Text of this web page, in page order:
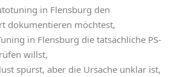
in Flensburg den
dokumentieren möchtest,
in Flensburg die tatsächliche PS-
willst,
spürst, aber die Ursache unklar ist,